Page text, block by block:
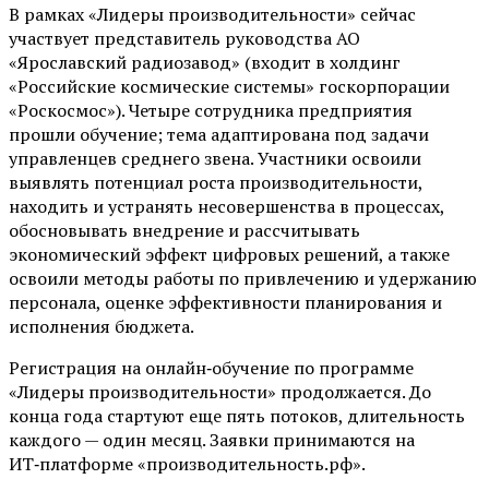
В рамках «Лидеры производительности» сейчас
участвует представитель руководства АО
«Ярославский радиозавод» (входит в холдинг
«Российские космические системы» госкорпорации
«Роскосмос»). Четыре сотрудника предприятия
прошли обучение; тема адаптирована под задачи
управленцев среднего звена. Участники освоили
выявлять потенциал роста производительности,
находить и устранять несовершенства в процессах,
обосновывать внедрение и рассчитывать
экономический эффект цифровых решений, а также
освоили методы работы по привлечению и удержанию
персонала, оценке эффективности планирования и
исполнения бюджета.
Регистрация на онлайн‑обучение по программе
«Лидеры производительности» продолжается. До
конца года стартуют еще пять потоков, длительность
каждого — один месяц. Заявки принимаются на
ИТ‑платформе «производительность.рф».